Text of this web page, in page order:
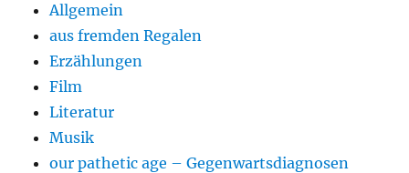
Allgemein
aus fremden Regalen
Erzählungen
Film
Literatur
Musik
our pathetic age – Gegenwartsdiagnosen